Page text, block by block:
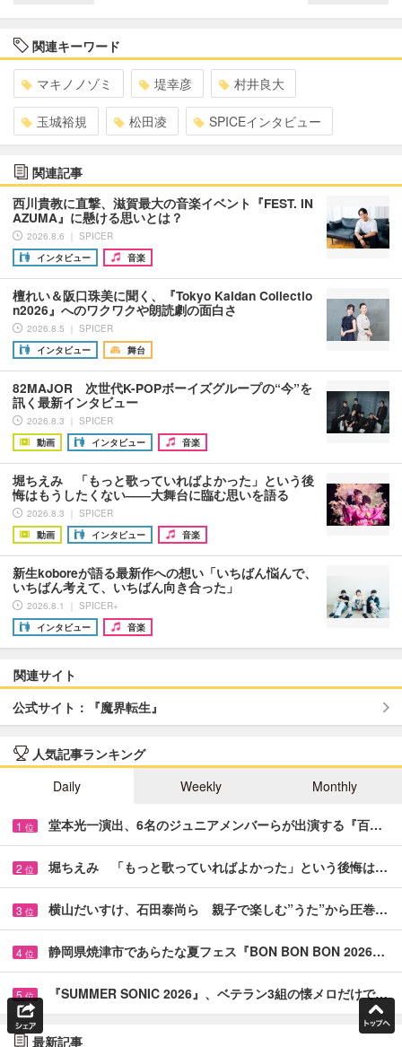
関連キーワード
マキノノゾミ 堤幸彦 村井良大
玉城裕規 松田凌 SPICEインタビュー
関連記事
西川貴教に直撃、滋賀最大の音楽イベント『FEST. IN
AZUMA』に懸ける思いとは？
2026.8.6 ｜ SPICER
インタビュー
音楽
檀れい＆阪口珠美に聞く、『Tokyo Kaidan Collectio
n2026』へのワクワクや朗読劇の面白さ
2026.8.5 ｜ SPICER
インタビュー
舞台
82MAJOR 次世代K-POPボーイズグループの“今”を
訊く最新インタビュー
2026.8.3 ｜ SPICER
動画
インタビュー 音楽
堀ちえみ 「もっと歌っていればよかった」という後
悔はもうしたくない――大舞台に臨む思いを語る
2026.8.3 ｜ SPICER
動画
インタビュー 音楽
新生koboreが語る最新作への想い「いちばん悩んで、
いちばん考えて、いちばん向き合った」
2026.8.1 ｜ SPICER+
インタビュー
音楽
関連サイト
公式サイト：『魔界転生』
人気記事ランキング
Daily
Weekly Monthly
1 位 堂本光一演出、6名のジュニアメンバーらが出演する『百…
2 位 堀ちえみ 「もっと歌っていればよかった」という後悔は…
3 位 横山だいすけ、石田泰尚ら 親子で楽しむ”うた”から圧巻…
4 位 静岡県焼津市であらたな夏フェス『BON BON BON 2026…
5位 『SUMMER SONIC 2026』、ベテラン3組の懐メロだけで…
最新記事